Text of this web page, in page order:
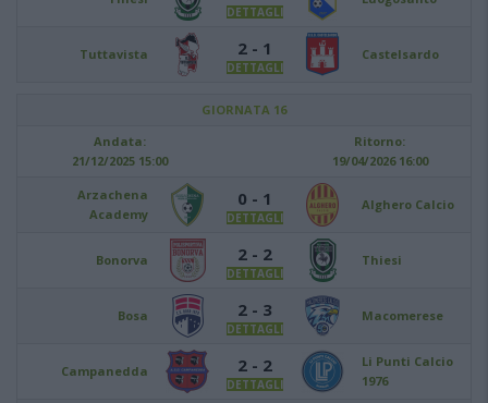
DETTAGLI
Tuttavista 2 - 1
DETTAGLI
Castelsardo
GIORNATA 16
Andata:
21/12/2025 15:00
Ritorno:
19/04/2026 16:00
Arzachena
Academy
0 - 1
DETTAGLI
Alghero Calcio
Bonorva 2 - 2
DETTAGLI
Thiesi
Bosa 2 - 3
DETTAGLI
Macomerese
Campanedda 2 - 2
DETTAGLI
Li Punti Calcio
1976